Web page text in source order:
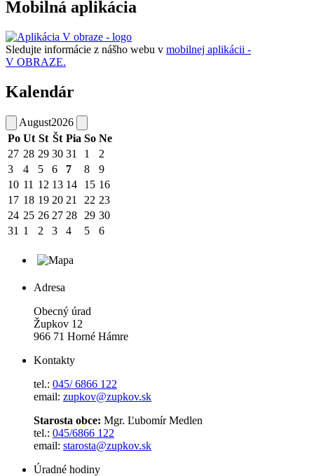
Mobilná aplikácia
Sledujte informácie z nášho webu v mobilnej aplikácii -
V OBRAZE.
Kalendár
August2026
Po Ut St Št Pia So Ne
27 28 29 30 31 1
2
3
4 5 6 7 8
9
10 11 12 13 14 15 16
17 18 19 20 21 22 23
24 25 26 27 28 29 30
31 1 2 3 4 5 6
Adresa
Obecný úrad
Župkov 12
966 71 Horné Hámre
Kontakty
tel.: 045/ 6866 122
email: zupkov@zupkov.sk
Starosta obce: Mgr. Ľubomír Medlen
tel.: 045/6866 122
email: starosta@zupkov.sk
Úradné hodiny